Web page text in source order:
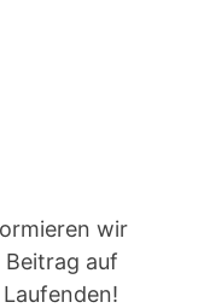
wir
Beitrag auf